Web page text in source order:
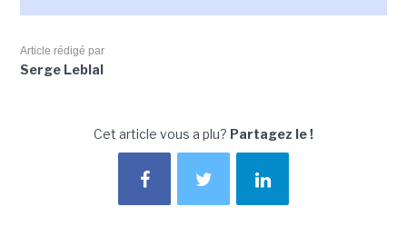
Article rédigé par
Serge Leblal
Cet article vous a plu? Partagez le !